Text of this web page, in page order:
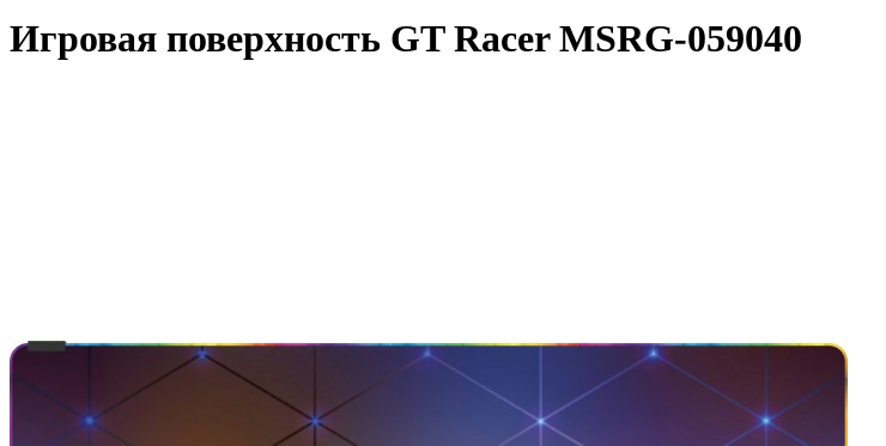
Игровая поверхность GT Racer MSRG-059040